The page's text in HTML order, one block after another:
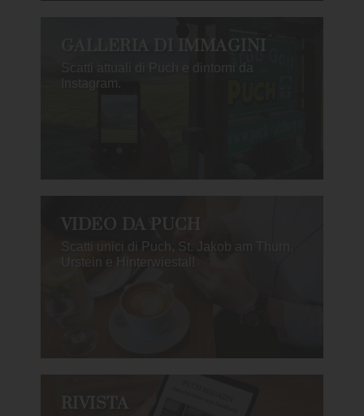
GALLERIA DI IMMAGINI
Scatti attuali di Puch e dintorni da
Instagram.
VIDEO DA PUCH
Scatti unici di Puch, St. Jakob am Thurn,
Urstein e Hinterwiestal!
RIVISTA